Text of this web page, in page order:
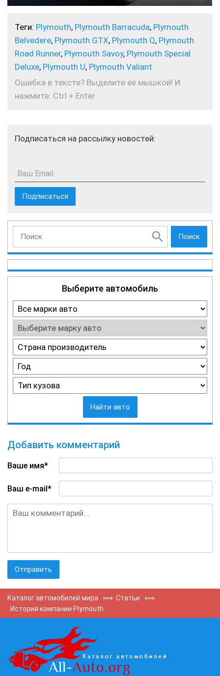
Поиск
Выберите автомобиль
Найти авто
Теги: Plymouth, Plymouth Barracuda, Plymouth
Belvedere, Plymouth GTX, Plymouth Q, Plymouth
Road Runner, Plymouth Savoy, Plymouth Special
Deluxe, Plymouth U, Plymouth Valiant
Ошибка в тексте? Выделите её мышкой! И
нажмите: Ctrl + Enter
Подписаться на рассылку новостей:
Ваш Email:
Добавить комментарий
Ваше имя*
Ваш e-mail*
Каталог автомобилей мира ⟾ Статьи
⟾
История компании Plymouth